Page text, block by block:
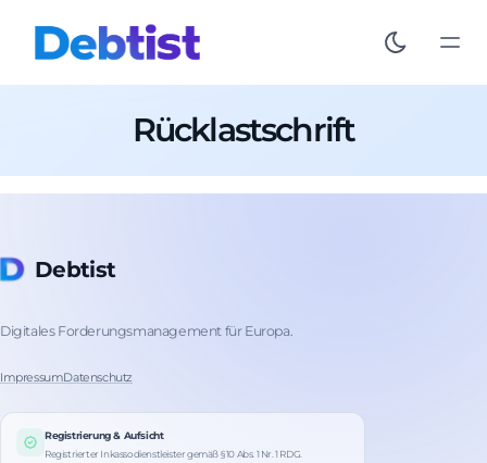
Rücklastschrift
Debtist
Digitales Forderungsmanagement für Europa.
ImpressumDatenschutz
Registrierung & Aufsicht
Registrierter Inkassodienstleister gemäß § 10 Abs. 1 Nr. 1 RDG.